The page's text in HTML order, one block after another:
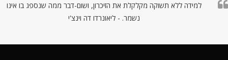
למידה ללא תשוקה מקלקלת את הזיכרון, ושום-דבר ממה שנספג בו אינו
נשמר. - ליאונרדו דה וינצ'י